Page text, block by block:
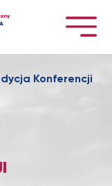
Konferencji